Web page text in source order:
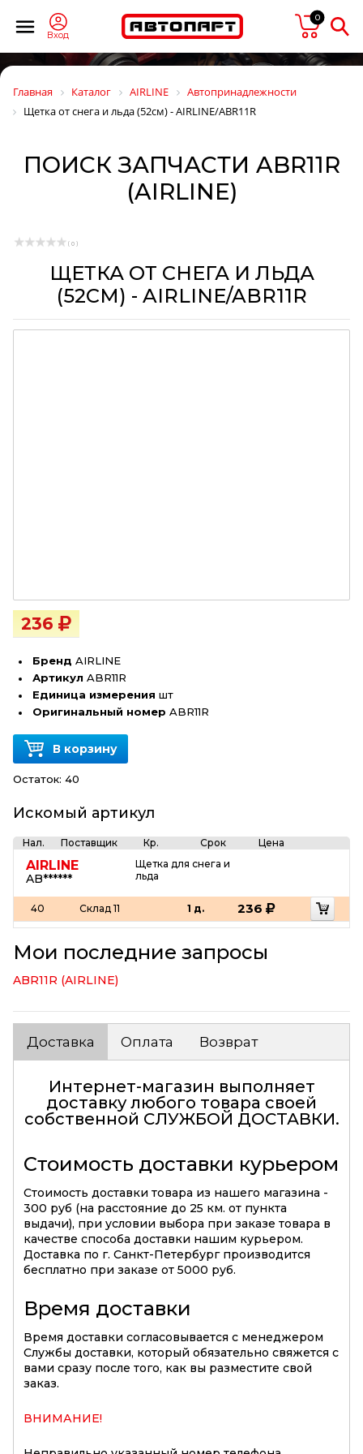
Вход
0
Главная Каталог AIRLINE
Автопринадлежности
Щетка от снега и льда (52см) - AIRLINE/ABR11R
ПОИСК ЗАПЧАСТИ ABR11R
(AIRLINE)
( 0 )
ЩЕТКА ОТ СНЕГА И ЛЬДА
(52СМ) - AIRLINE/ABR11R
236
Бренд AIRLINE
Артикул ABR11R
Единица измерения шт
Оригинальный номер ABR11R
В корзину
Остаток: 40
Искомый артикул
Нал. Поставщик Кр. Срок Цена
AIRLINE
AB******
Щетка для снега и
льда
40 Склад 11 1 д. 236
Мои последние запросы
ABR11R (AIRLINE)
Доставка Оплата Возврат
Интернет-магазин выполняет
доставку любого товара своей
собственной СЛУЖБОЙ ДОСТАВКИ.
Стоимость доставки курьером
Стоимость доставки товара из нашего магазина -
300 руб (на расстояние до 25 км. от пункта
выдачи), при условии выбора при заказе товара в
качестве способа доставки нашим курьером.
Доставка по г. Санкт-Петербург производится
бесплатно при заказе от 5000 руб.
Время доставки
Время доставки согласовывается с менеджером
Службы доставки, который обязательно свяжется с
вами сразу после того, как вы разместите свой
заказ.
ВНИМАНИЕ!